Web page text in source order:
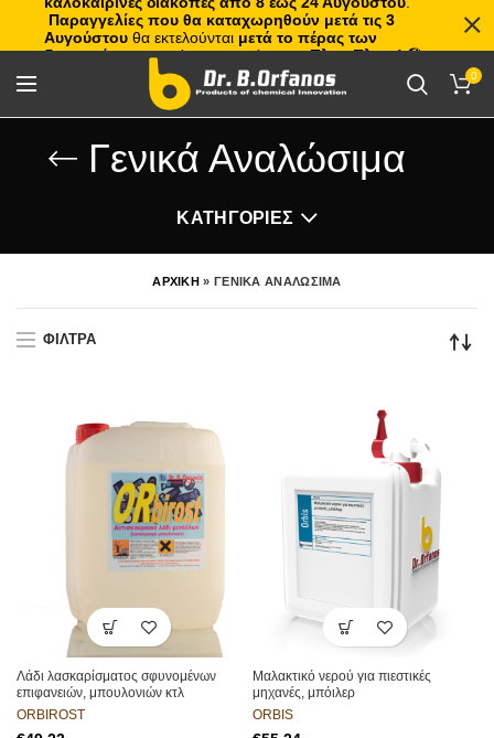
0
Γενικά Αναλώσιμα
ΚΑΤΗΓΟΡΙΕΣ
ΑΡΧΙΚΗ » ΓΕΝΙΚΑ ΑΝΑΛΩΣΙΜΑ
ΦΙΛΤΡΑ
Λάδι λασκαρίσματος σφυνομένων
επιφανειών, μπουλονιών κτλ
ORBIROST
Μαλακτικό νερού για πιεστικές
μηχανές, μπόιλερ
ORBIS
Παραγγελίες που θα καταχωρηθούν μετά τις 3
Αυγούστου θα εκτελούνται μετά το πέρας των
διακοπών, με σειρά προτεραιότητας.Πλιτς Πλατς!🏖️🌊